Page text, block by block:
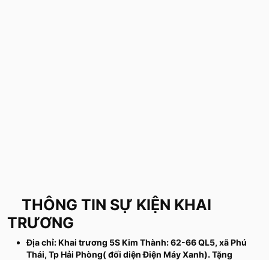
THÔNG TIN SỰ KIỆN KHAI
TRƯƠNG
Địa chỉ: Khai trương 5S Kim Thành: 62-66 QL5, xã Phú
Thái, Tp Hải Phòng( đối diện Điện Máy Xanh). Tặng